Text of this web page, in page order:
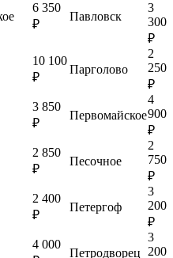
6 350
₽
Павловск
3
300
₽
10 100
₽
Парголово
2
250
₽
3 850
₽
Первомайское
4
900
₽
2 850
₽
Песочное
2
750
₽
2 400
₽
Петергоф
3
200
₽
4 000
Петродворец
3
200